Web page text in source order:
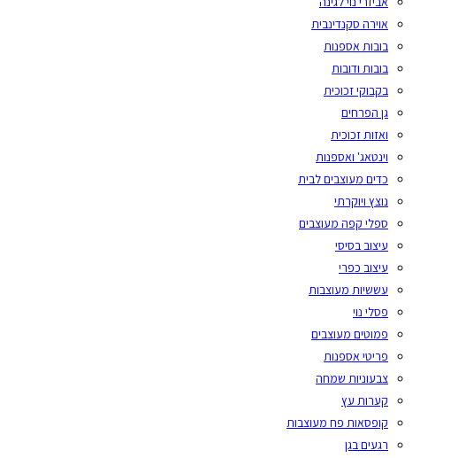
אוירה סקנדינבית
בובות אספנות
בובות ודובות
בקבוקי זכוכית
גן הפרחים
ואזות זכוכית
וינטאג' ואספנות
כדים מעוצבים לבית
נוצץ ויוקרתי
ספלי קפה מעוצבים
עיצוב בסיסי
עיצוב כפרי
עששיות מעוצבות
פסלי נוי
פמוטים מעוצבים
פריטי אספנות
צבעוניות שמחה
קערות עץ
קופסאות פח מעוצבות
רגעים בגן